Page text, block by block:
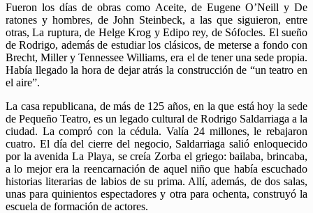
Fueron los días de obras como Aceite, de Eugene O’Neill y De
ratones y hombres, de John Steinbeck, a las que siguieron, entre
otras, La ruptura, de Helge Krog y Edipo rey, de Sófocles. El sueño
de Rodrigo, además de estudiar los clásicos, de meterse a fondo con
Brecht, Miller y Tennessee Williams, era el de tener una sede propia.
Había llegado la hora de dejar atrás la construcción de “un teatro en
el aire”.
La casa republicana, de más de 125 años, en la que está hoy la sede
de Pequeño Teatro, es un legado cultural de Rodrigo Saldarriaga a la
ciudad. La compró con la cédula. Valía 24 millones, le rebajaron
cuatro. El día del cierre del negocio, Saldarriaga salió enloquecido
por la avenida La Playa, se creía Zorba el griego: bailaba, brincaba,
a lo mejor era la reencarnación de aquel niño que había escuchado
historias literarias de labios de su prima. Allí, además, de dos salas,
unas para quinientos espectadores y otra para ochenta, construyó la
escuela de formación de actores.